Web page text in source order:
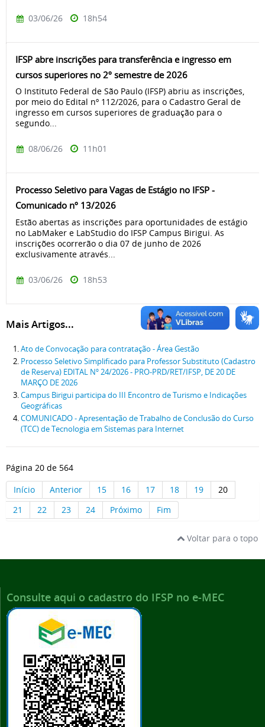
03/06/26 18h54
IFSP abre inscrições para transferência e ingresso em
cursos superiores no 2º semestre de 2026
O Instituto Federal de São Paulo (IFSP) abriu as inscrições,
por meio do Edital nº 112/2026, para o Cadastro Geral de
ingresso em cursos superiores de graduação para o
segundo...
08/06/26 11h01
Processo Seletivo para Vagas de Estágio no IFSP -
Comunicado nº 13/2026
Estão abertas as inscrições para oportunidades de estágio
no LabMaker e LabStudio do IFSP Campus Birigui. As
inscrições ocorrerão o dia 07 de junho de 2026
exclusivamente através...
03/06/26 18h53
Mais Artigos...
Ato de Convocação para contratação - Área Gestão
Processo Seletivo Simplificado para Professor Substituto (Cadastro
de Reserva) EDITAL Nº 24/2026 - PRO-PRD/RET/IFSP, DE 20 DE
MARÇO DE 2026
Campus Birigui participa do III Encontro de Turismo e Indicações
Geográficas
COMUNICADO - Apresentação de Trabalho de Conclusão do Curso
(TCC) de Tecnologia em Sistemas para Internet
Página 20 de 564
Início
Anterior 15 16 17 18 19
20
21
22 23 24 Próximo Fim
Voltar para o topo
Consulte aqui o cadastro do IFSP no e-MEC